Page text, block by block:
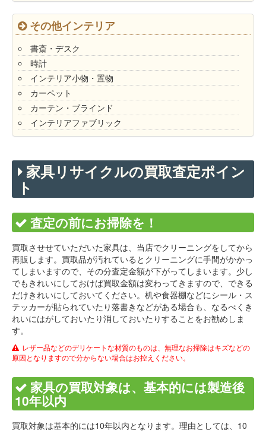
その他インテリア
書斎・デスク
時計
インテリア小物・置物
カーペット
カーテン・ブラインド
インテリアファブリック
家具リサイクルの買取査定ポイン
ト
査定の前にお掃除を！
買取させせていただいた家具は、当店でクリーニングをしてから
再販します。買取品が汚れているとクリーニングに手間がかかっ
てしまいますので、その分査定金額が下がってしまいます。少し
でもきれいにしておけば買取金額は変わってきますので、できる
だけきれいにしておいてください。机や食器棚などにシール・ス
テッカーが貼られていたり落書きなどがある場合も、なるべくき
れいにはがしておいたり消しておいたりすることをお勧めしま
す。
レザー品などのデリケートな材質のものは、無理なお掃除はキズなどの
原因となりますので分からない場合はお控えください。
家具の買取対象は、基本的には製造後
10年以内
買取対象は基本的には10年以内となります。理由としては、10